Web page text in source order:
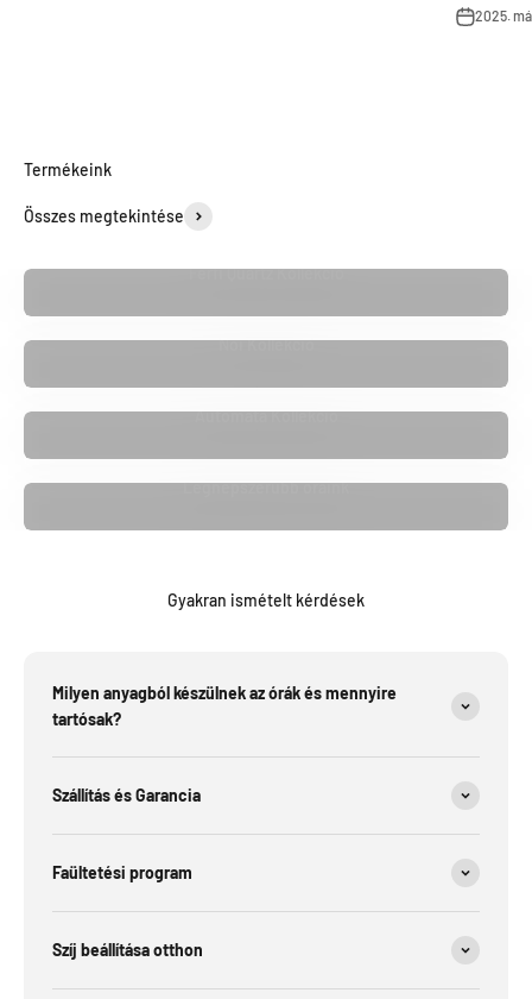
2025.
Összes megtekintése
Férfi Quartz Kollekció
Női Kollekció
Automata Kollekció
Legnépszerűbb óráink
Gyakran ismételt kérdések
Milyen anyagból készülnek az órák és mennyire
tartósak?
Szállítás és Garancia
Faültetési program
Szíj beállítása otthon